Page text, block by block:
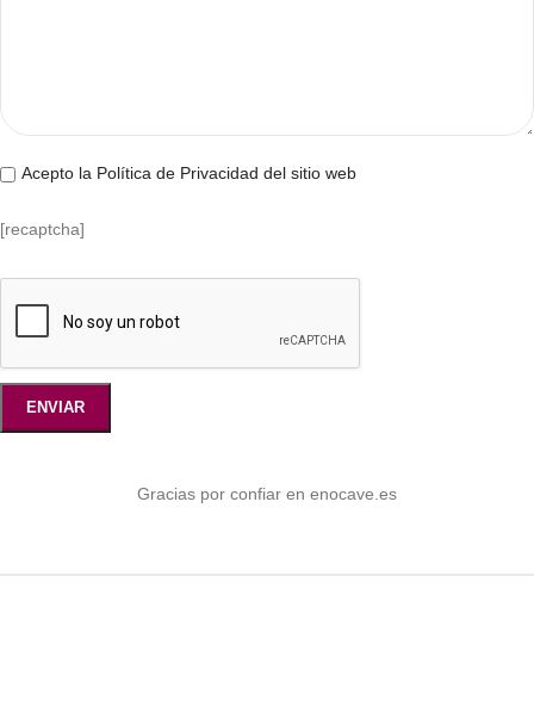
Acepto la Política de Privacidad del sitio web
[recaptcha]
Gracias por confiar en enocave.es